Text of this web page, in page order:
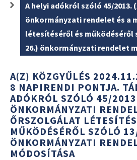
A helyi adókról szóló 45/2013.
önkormányzati rendelet és a
létesítéséről és működéséről
26.) önkormányzati rendelet
A(Z) KÖZGYŰLÉS
8 NAPIRENDI PONTJA.
ADÓKRÓL SZÓLÓ 45/
ÖNKORMÁNYZATI
ŐRSZOLGÁLAT
MŰKÖDÉSÉRŐL SZÓLÓ
ÖNKORMÁNYZATI
MÓDOSÍTÁSA